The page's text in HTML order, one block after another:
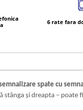
&
6 rate fara
spate cu
stânga și dreapta – poate